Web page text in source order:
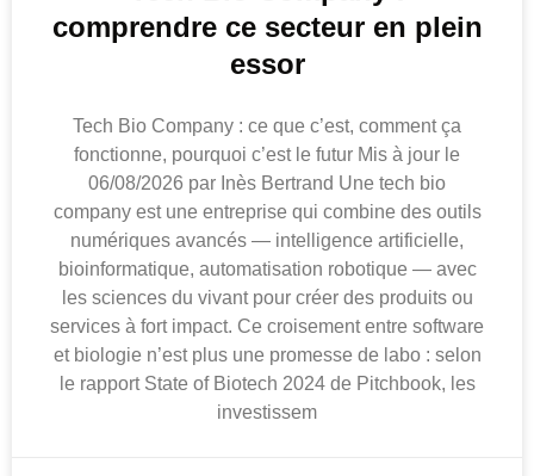
comprendre ce secteur en plein
essor
Tech Bio Company : ce que c’est, comment ça
fonctionne, pourquoi c’est le futur Mis à jour le
06/08/2026 par Inès Bertrand Une tech bio
company est une entreprise qui combine des outils
numériques avancés — intelligence artificielle,
bioinformatique, automatisation robotique — avec
les sciences du vivant pour créer des produits ou
services à fort impact. Ce croisement entre software
et biologie n’est plus une promesse de labo : selon
le rapport State of Biotech 2024 de Pitchbook, les
investissem